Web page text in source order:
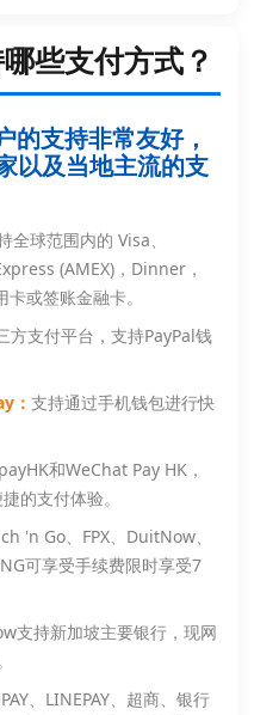
些支付方式？
的支持非常友好，
以及当地主流的支
全球范围内的 Visa、
(AMEX)，Dinner，
或签账金融卡。
方支付平台，支持PayPal钱
：支持通过手机钱包进行快
和WeChat Pay HK，
的支付体验。
'n Go、FPX、DuitNow、
可享受手续费限时享受7
支持新加坡主要银行，现网
、LINEPAY、超商、银行